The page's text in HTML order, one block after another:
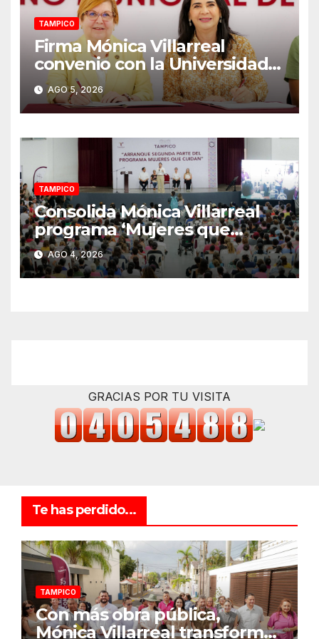
TAMPICO
Firma Mónica Villarreal
convenio con la Universidad
Tecnológica de Altamira para
impulsar la innovación
turística mediante TampIA
AGO 5, 2026
TAMPICO
Consolida Mónica Villarreal
programa ‘Mujeres que
Cuidan’ con 2 mil
beneficiarias
AGO 4, 2026
GRACIAS POR TU VISITA
Te has perdido...
TAMPICO
Con más obra pública,
Mónica Villarreal transforma